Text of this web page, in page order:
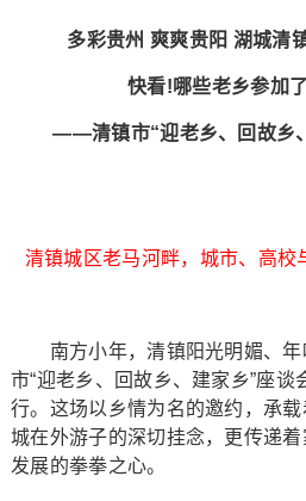
多彩贵州 爽爽贵阳 湖城清
快看!哪些老乡参加
——清镇市“迎老乡、回故乡
清镇城区老马河畔，城市、高校
南方小年，清镇阳光明媚、年
市“迎老乡、回故乡、建家乡”座
行。这场以乡情为名的邀约，承
城在外游子的深切挂念，更传递
发展的拳拳之心。